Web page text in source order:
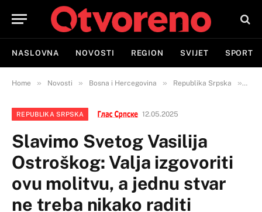
NASLOVNA NOVOSTI REGION SVIJET SPORT
Home » Novosti » Bosna i Hercegovina » Republika Srpska »
REPUBLIKA SRPSKA 12.05.2025
Slavimo Svetog Vasilija
Ostroškog: Valja izgovoriti
ovu molitvu, a jednu stvar
ne treba nikako raditi